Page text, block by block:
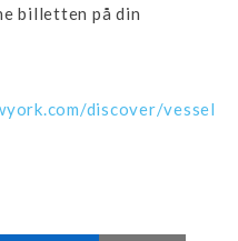
billetten på din
discover/vessel